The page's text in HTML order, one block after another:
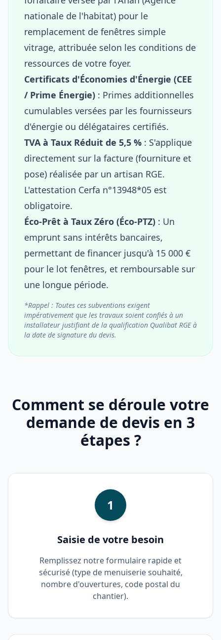
nationale de l'habitat) pour le
remplacement de fenêtres simple
vitrage, attribuée selon les conditions de
ressources de votre foyer.
Certificats d'Économies d'Énergie (CEE
/ Prime Énergie) : Primes additionnelles
cumulables versées par les fournisseurs
d'énergie ou délégataires certifiés.
TVA à Taux Réduit de 5,5 % : S'applique
directement sur la facture (fourniture et
pose) réalisée par un artisan RGE.
L'attestation Cerfa n°13948*05 est
obligatoire.
Éco-Prêt à Taux Zéro (Éco-PTZ) : Un
emprunt sans intérêts bancaires,
permettant de financer jusqu'à 15 000 €
pour le lot fenêtres, et remboursable sur
une longue période.
*Rappel : Toutes ces subventions exigent
impérativement que les travaux soient confiés à un
installateur justifiant de la qualification Qualibat RGE à
la date de signature du devis.
Comment se déroule votre
demande de devis en 3
étapes ?
1
Saisie de votre besoin
Remplissez notre formulaire rapide et
sécurisé (type de menuiserie souhaité,
nombre d'ouvertures, code postal du
chantier).